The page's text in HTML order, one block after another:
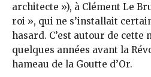
architecte »), à Clément Le
roi », qui ne s’installait
hasard. C’est autour de
quelques années avant la
hameau de la Goutte d’Or.